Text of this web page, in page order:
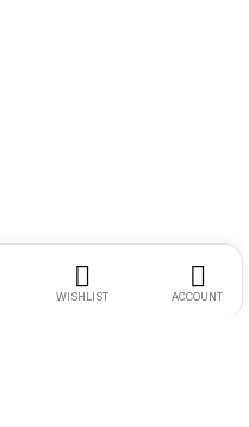
WISHLIST ACCOUNT